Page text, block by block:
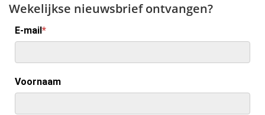
Wekelijkse nieuwsbrief ontvangen?